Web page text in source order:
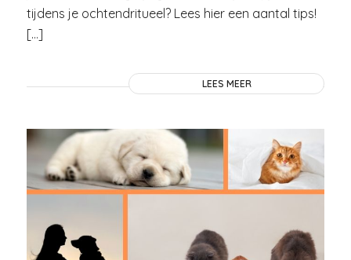
tijdens je ochtendritueel? Lees hier een aantal tips!
[…]
LEES MEER